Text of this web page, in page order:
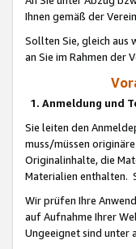
Ihnen gemäß der
Sollten Sie, gleich aus
an Sie im Rahmen der
1. Anmeldung und
Sie leiten den
muss/müssen
Originalinhalte, die
Materialien enthalten.
Wir prüfen Ihre
auf Aufnahme Ihrer
Ungeeignet sind unter